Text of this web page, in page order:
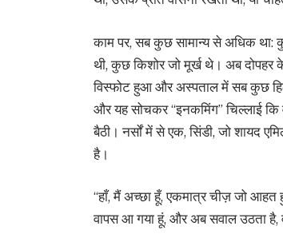
काम पर, सब कुछ सामान्य से अधिक था:
थी, कुछ किशोर जो मूर्ख थे। अब दोपहर
विस्फोट हुआ और अस्पताल में सब कुछ
और यह सोचकर “इनकमिंग” चिल्लाई
बैठी। नर्सों में से एक, सिंडी, जो शायद
है।
“हाँ, मैं अच्छा हूँ, एकमात्र चीज़ जो
वापस आ गया हूं, और अब सवाल उठता है,